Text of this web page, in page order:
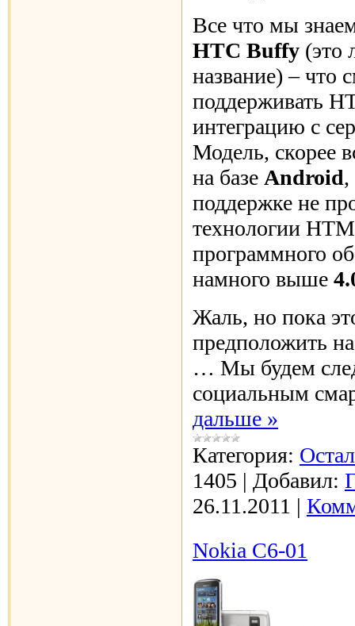
Все что мы
HTC Buffy (это
название) – что
поддерживать
интеграцию с
Модель, скорее
на базе Android,
поддержке не
технологии
программного
намного выше
Жаль, но пока
предположить
… Мы будем
социальным
дальше »
Категория:
1405 | Добавил:
26.11.2011 |
Nokia C6-01